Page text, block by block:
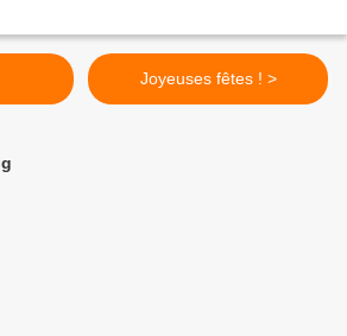
Joyeuses fêtes ! >